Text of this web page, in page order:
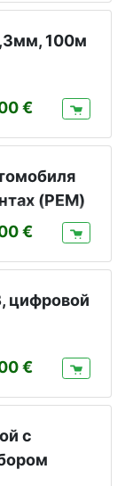
100м
(PEM)
цифровой
с